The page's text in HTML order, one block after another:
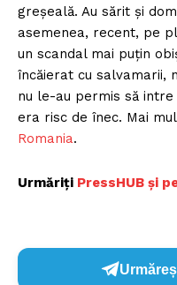
greşeală. Au sărit şi
asemenea, recent, pe
un scandal mai puţin
încăierat cu salvamarii,
nu le-au permis să
era risc de înec. Mai
Romania.
Urmăriți PressHUB și